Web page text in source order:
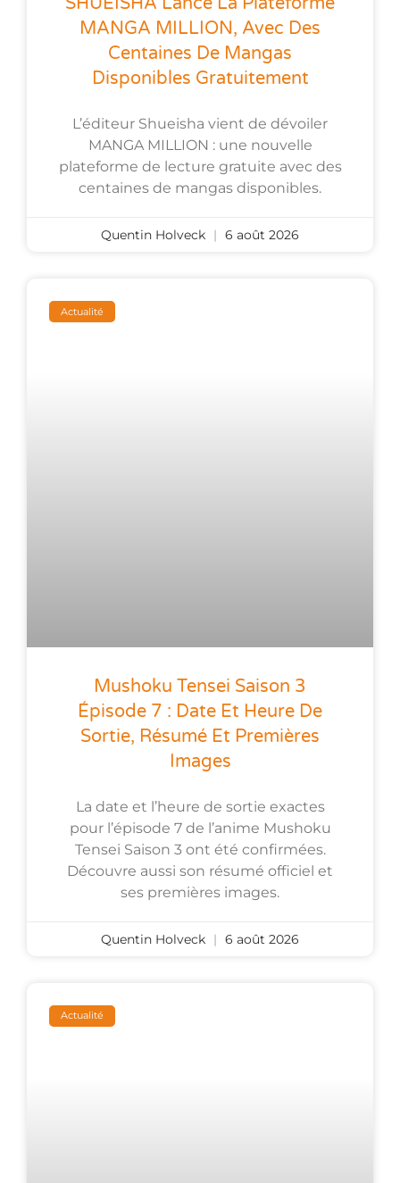
MANGA MILLION, Avec Des
Centaines De Mangas
Disponibles Gratuitement
L’éditeur Shueisha vient de dévoiler
MANGA MILLION : une nouvelle
plateforme de lecture gratuite avec des
centaines de mangas disponibles.
Quentin Holveck 6 août 2026
Actualité
Mushoku Tensei Saison 3
Épisode 7 : Date Et Heure De
Sortie, Résumé Et Premières
Images
La date et l’heure de sortie exactes
pour l’épisode 7 de l’anime Mushoku
Tensei Saison 3 ont été confirmées.
Découvre aussi son résumé officiel et
ses premières images.
Quentin Holveck 6 août 2026
Actualité